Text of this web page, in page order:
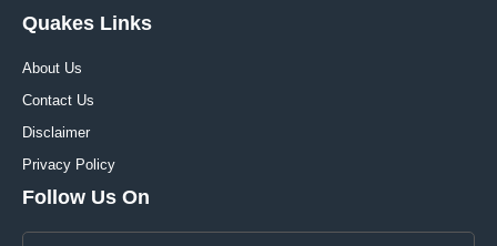
Quakes Links
About Us
Contact Us
Disclaimer
Privacy Policy
Follow Us On